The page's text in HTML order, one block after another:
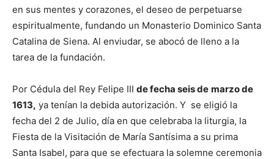
en sus mentes y corazones, el deseo de perpetuarse
espiritualmente, fundando un Monasterio Dominico Santa
Catalina de Siena. Al enviudar, se abocó de lleno a la
tarea de la fundación.
Por Cédula del Rey Felipe III de fecha seis de marzo de
1613, ya tenían la debida autorización. Y se eligió la
fecha del 2 de Julio, día en que celebraba la liturgia, la
Fiesta de la Visitación de María Santísima a su prima
Santa Isabel, para que se efectuara la solemne ceremonia